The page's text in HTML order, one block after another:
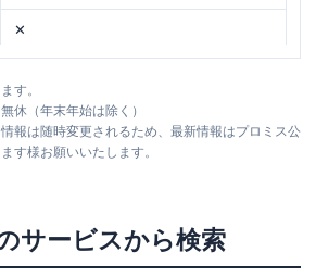
✕
ルビル３Ｆ
レイク 【2026/6/2閉店】所沢西口（自動契
土曜：9:00-21:00
す。
休（年末年始は除く）
報は随時変更されるため、最新情報はプロミス公
す様お願いいたします。
サービスから検索